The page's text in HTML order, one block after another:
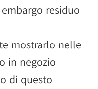
residuo
mostrarlo nelle
in negozio
di questo